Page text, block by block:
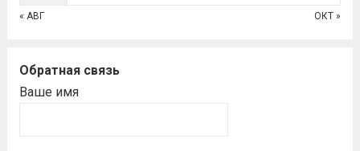
« АВГ ОКТ »
Обратная связь
Ваше имя